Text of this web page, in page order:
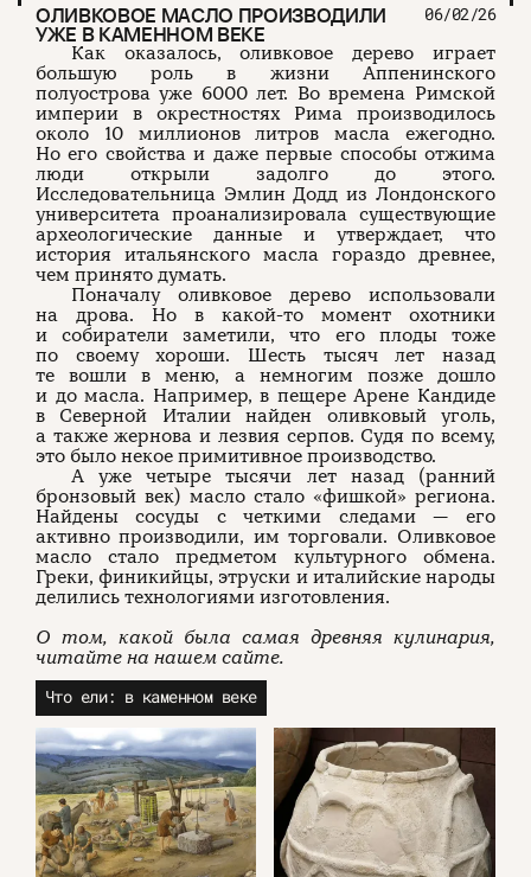
ОЛИВКОВОЕ МАСЛО ПРОИЗВОДИЛИ
УЖЕ В КАМЕННОМ ВЕКЕ
06/02/26
Как оказалось, оливковое дерево играет
большую роль в жизни Аппенинского
полуострова уже 6000 лет. Во времена Римской
империи в окрестностях Рима производилось
около 10 миллионов литров масла ежегодно.
Но его свойства и даже первые способы отжима
люди открыли задолго до этого.
Исследовательница Эмлин Додд из Лондонского
университета проанализировала существующие
археологические данные и утверждает, что
история итальянского масла гораздо древнее,
чем принято думать.
Поначалу оливковое дерево использовали
на дрова. Но в какой-то момент охотники
и собиратели заметили, что его плоды тоже
по своему хороши. Шесть тысяч лет назад
те вошли в меню, а немногим позже дошло
и до масла. Например, в пещере Арене Кандиде
в Северной Италии найден оливковый уголь,
а также жернова и лезвия серпов. Судя по всему,
это было некое примитивное производство.
А уже четыре тысячи лет назад (ранний
бронзовый век) масло стало «фишкой» региона.
Найдены сосуды с четкими следами — его
активно производили, им торговали. Оливковое
масло стало предметом культурного обмена.
Греки, финикийцы, этруски и италийские народы
делились технологиями изготовления.
О том, какой была самая древняя кулинария,
читайте на нашем сайте.
Что ели: в каменном веке